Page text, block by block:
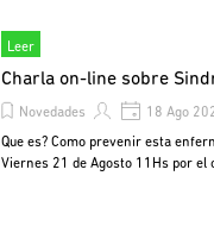
Leer
Charla on-line sobre
Novedades 18 Ago
Que es? Como prevenir esta
Viernes 21 de Agosto 11Hs por el